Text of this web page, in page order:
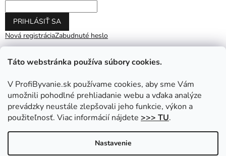
Táto webstránka používa súbory cookies.
V ProfiByvanie.sk používame cookies, aby sme Vám
umožnili pohodlné prehliadanie webu a vďaka analýze
prevádzky neustále zlepšovali jeho funkcie, výkon a
použiteľnosť. Viac informácií nájdete >>> TU.
Nastavenie
PRIHLÁSIŤ SA
Nová registráciaZabudnuté heslo